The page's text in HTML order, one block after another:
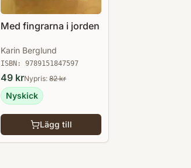
Med fingrarna i jorden
Karin Berglund
ISBN: 9789151847597
49 krNypris: 82kr
Nyskick
Lägg till